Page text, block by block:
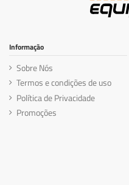
Informação
Sobre Nós
Termos e condições de uso
Política de Privacidade
Promoções